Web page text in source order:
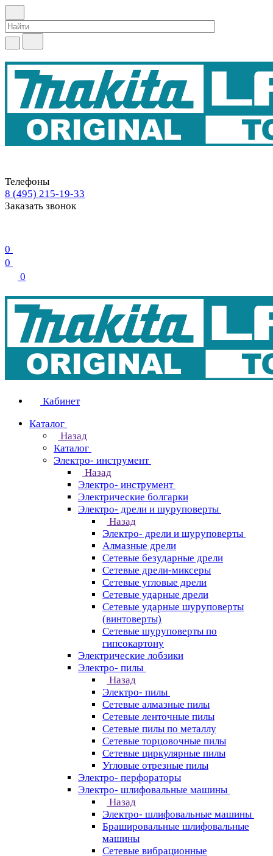
Телефоны
8 (495) 215-19-33
Заказать звонок
0
0
0
Кабинет
Каталог
Назад
Каталог
Электро- инструмент
Назад
Электро- инструмент
Электрические болгарки
Электро- дрели и шуруповерты
Назад
Электро- дрели и шуруповерты
Алмазные дрели
Сетевые безударные дрели
Сетевые дрели-миксеры
Сетевые угловые дрели
Сетевые ударные дрели
Сетевые ударные шуруповерты
(винтоверты)
Сетевые шуруповерты по
гипсокартону
Электрические лобзики
Электро- пилы
Назад
Электро- пилы
Сетевые алмазные пилы
Сетевые ленточные пилы
Сетевые пилы по металлу
Сетевые торцовочные пилы
Сетевые циркулярные пилы
Угловые отрезные пилы
Электро- перфораторы
Электро- шлифовальные машины
Назад
Электро- шлифовальные машины
Брашировальные шлифовальные
машины
Сетевые вибрационные